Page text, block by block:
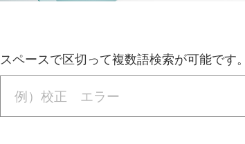
スペースで区切って複数語検索が可能です。